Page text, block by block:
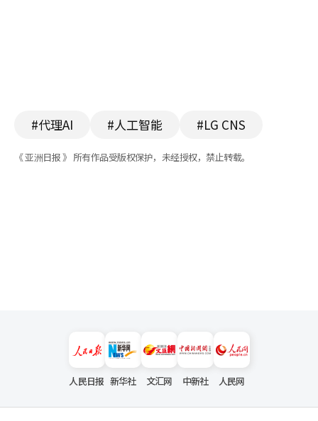
#代理AI #人工智能 #LG CNS
《 亚洲日报 》 所有作品受版权保护，未经授权，禁止转载。
人民日报 新华社 文汇网 中新社 人民网